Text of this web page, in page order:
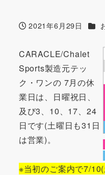
投稿日
2021年6月29日 カテ
CARACLE/Chalet
Sports製造元テッ
ク・ワンの 7月の休
業日は、日曜祝日、
及び3、10、17、24
日です(土曜日も31日
は営業)。
※当初のご案内で7/